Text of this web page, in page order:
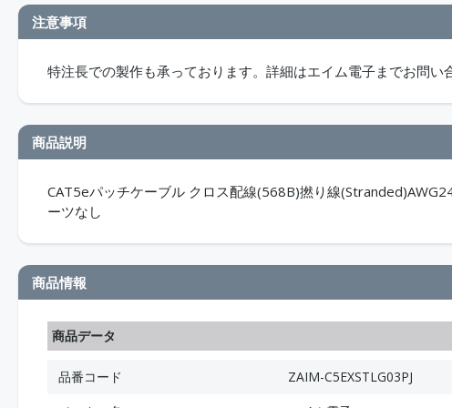
注意事項
特注長での製作も承っております。詳細はエイム電子までお問い
商品説明
CAT5eパッチケーブル クロス配線(568B)撚り線
ーツなし
商品情報
商品データ
品番コード
ZAIM-C5EXSTLG03PJ